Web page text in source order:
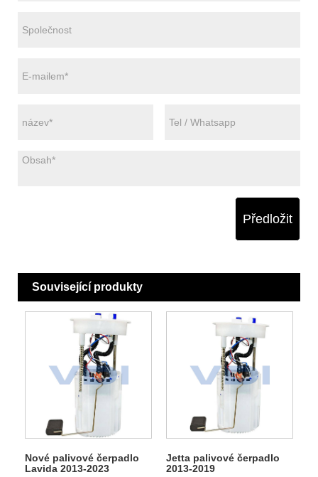
Předložit
Související produkty
Nové palivové čerpadlo
Lavida 2013-2023
Jetta palivové čerpadlo
2013-2019